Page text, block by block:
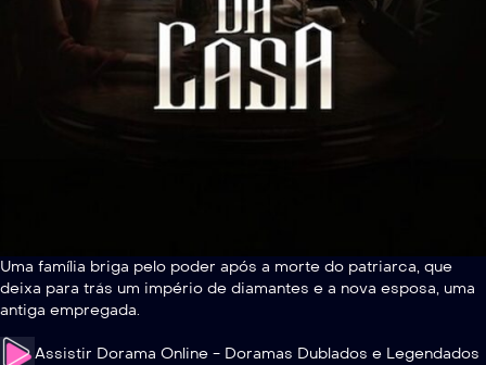
Uma família briga pelo poder após a morte do patriarca, que
deixa para trás um império de diamantes e a nova esposa, uma
antiga empregada.
Assistir Dorama Online - Doramas Dublados e Legendados